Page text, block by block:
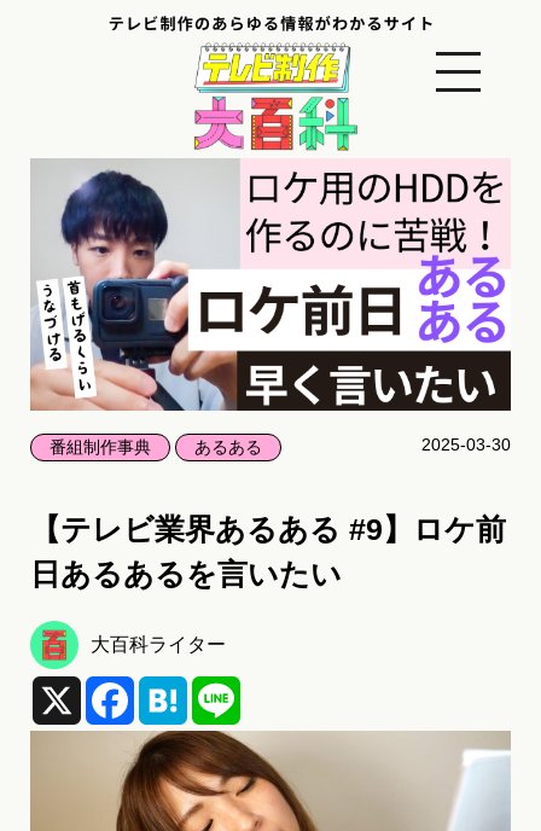
番組制作事典 あるある 2025-03-30
【テレビ業界あるある #9】ロケ前
日あるあるを言いたい
大百科ライター
X FacebookHatena